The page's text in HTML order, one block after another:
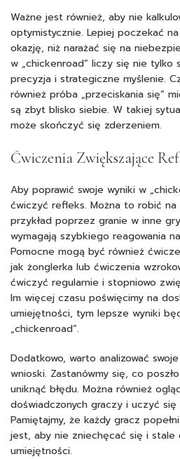
Ważne jest również, aby nie
optymistycznie. Lepiej poczekać
okazję, niż narażać się na
w „chickenroad” liczy się nie tylko
precyzja i strategiczne myślenie.
również próba „przeciskania się”
są zbyt blisko siebie. W takiej
może skończyć się zderzeniem.
Ćwiczenia Zwiększające
Aby poprawić swoje wyniki w
ćwiczyć refleks. Można to robić na
przykład poprzez granie w inne
wymagają szybkiego reagowania
Pomocne mogą być również
jak żonglerka lub ćwiczenia
ćwiczyć regularnie i stopniowo
Im więcej czasu poświęcimy na
umiejętności, tym lepsze wyniki
„chickenroad”.
Dodatkowo, warto analizować
wnioski. Zastanówmy się, co
uniknąć błędu. Można również
doświadczonych graczy i uczyć
Pamiętajmy, że każdy gracz
jest, aby nie zniechęcać się i stale
umiejętności.